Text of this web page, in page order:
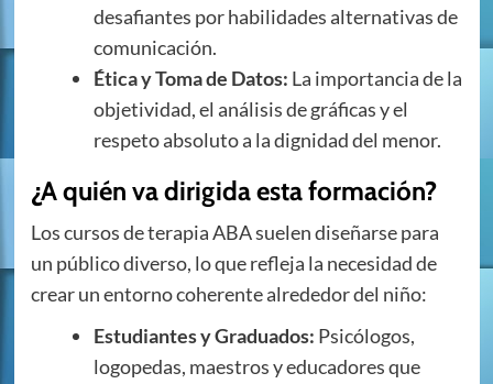
desafiantes por habilidades alternativas de
comunicación.
Ética y Toma de Datos: La importancia de la
objetividad, el análisis de gráficas y el
respeto absoluto a la dignidad del menor.
¿A quién va dirigida esta formación?
Los cursos de terapia ABA suelen diseñarse para
un público diverso, lo que refleja la necesidad de
crear un entorno coherente alrededor del niño:
Estudiantes y Graduados: Psicólogos,
logopedas, maestros y educadores que